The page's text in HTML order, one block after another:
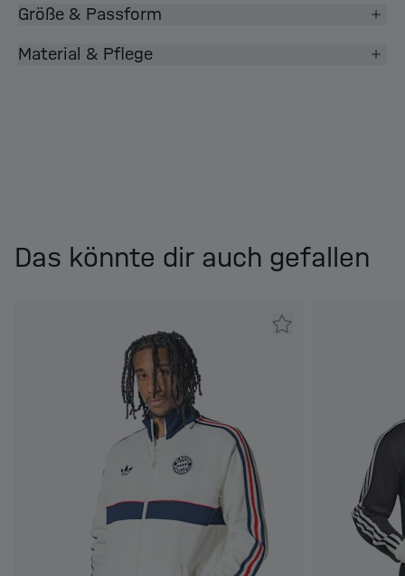
Größe & Passform
Material & Pflege
Das könnte dir auch gefallen